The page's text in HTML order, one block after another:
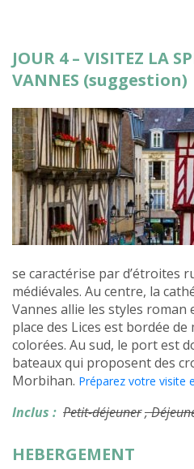
JOUR 4 – VISITEZ LA
VANNES (suggestion)
se caractérise par d’étroites
médiévales. Au centre, la
Vannes allie les styles
place des Lices est bordée
colorées. Au sud, le port est
bateaux qui proposent des
Morbihan. Préparez votre visite
Inclus : Petit-déjeuner,
HEBERGEMENT